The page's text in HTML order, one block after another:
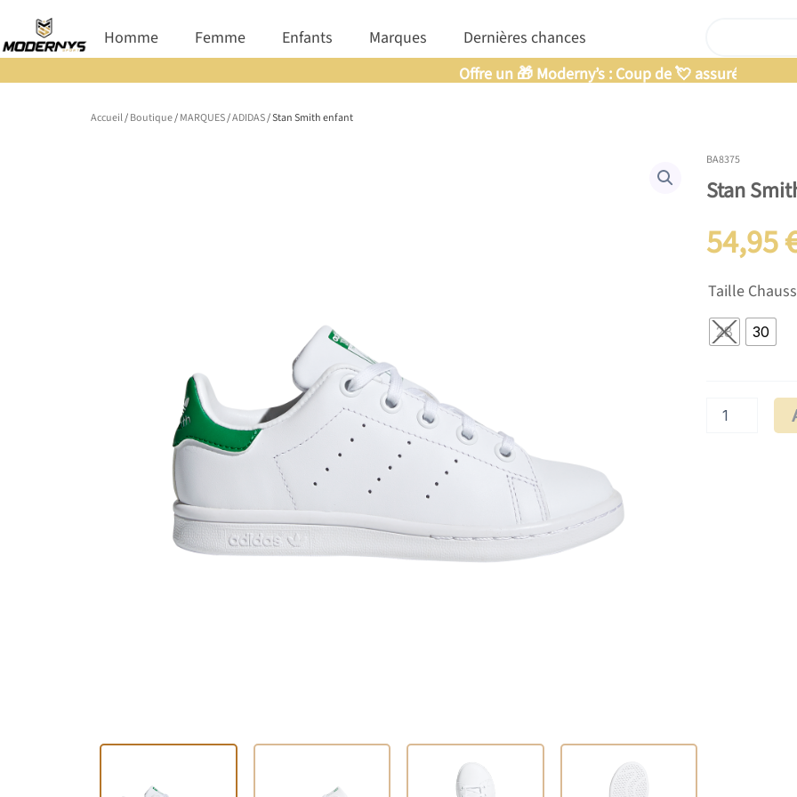
au
contenu
Homme Ouvrir Homme
Femme Ouvrir Femme
Enfants Ouvrir Enfants
Marques Ouvrir Marques
Dernières chances
Offre un 🎁 Moderny’s : Coup de 💘 assuré
Accueil/Boutique/MARQUES/ADIDAS/ Stan Smith enfant
BA8375
Stan
54,95
Taille
28 30
quantité
de
Stan
Smith